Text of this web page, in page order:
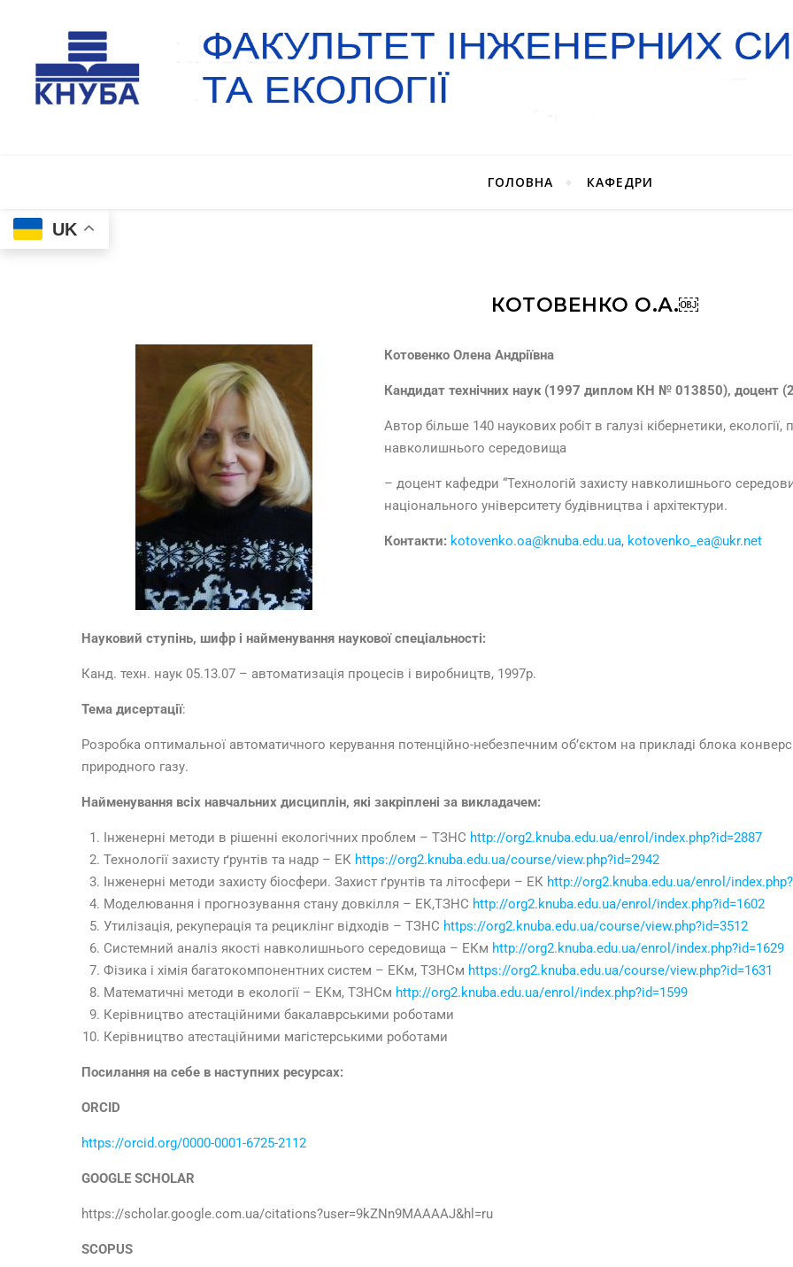
ГОЛОВНА КАФЕДРИ
UK
КОТОВЕНКО О.А.￼
Котовенко Олена Андріївна
Кандидат технічних наук (1997 диплом КН № 013850), доцент
Автор більше 140 наукових робіт в галузі кібернетики,
навколишнього середовища
– доцент кафедри “Технологій захисту навколишнього
національного університету будівництва і архітектури.
Контакти: kotovenko.oa@knuba.edu.ua, kotovenko_ea@ukr.net
Науковий ступінь, шифр і найменування наукової спеціальності:
Канд. техн. наук 05.13.07 – автоматизація процесів і виробництв, 1997р.
Тема дисертації:
Розробка оптимальної автоматичного керування потенційно-небезпечним об’єктом на прикладі блока
природного газу.
Найменування всіх навчальних дисциплін, які закріплені за викладачем:
Інженерні методи в рішенні екологічних проблем – ТЗНС http://org2.knuba.edu.ua/enrol/index.php?id=2887
Технології захисту ґрунтів та надр – ЕК https://org2.knuba.edu.ua/course/view.php?id=2942
Інженерні методи захисту біосфери. Захист ґрунтів та літосфери – ЕК http://org2.knuba.edu.ua/enrol/
Моделювання і прогнозування стану довкілля – ЕК,ТЗНС http://org2.knuba.edu.ua/enrol/index.php?id=1602
Утилізація, рекуперація та рециклінг відходів – ТЗНС https://org2.knuba.edu.ua/course/view.php?id=3512
Системний аналіз якості навколишнього середовища – ЕКм http://org2.knuba.edu.ua/enrol/index.php?id=1629
Фізика і хімія багатокомпонентних систем – ЕКм, ТЗНСм https://org2.knuba.edu.ua/course/view.php?id=1631
Математичні методи в екології – ЕКм, ТЗНСм http://org2.knuba.edu.ua/enrol/index.php?id=1599
Керівництво атестаційними бакалаврськими роботами
Керівництво атестаційними магістерськими роботами
Посилання на себе в наступних ресурсах:
ORCID
https://orcid.org/0000-0001-6725-2112
GOOGLE SCHOLAR
https://scholar.google.com.ua/citations?user=9kZNn9MAAAAJ&hl=ru
SCOPUS